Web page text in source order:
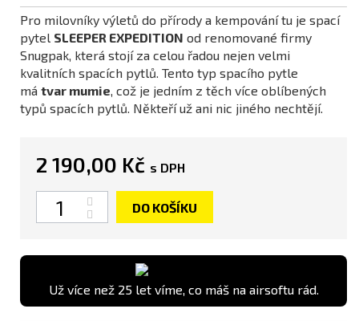
Pro milovníky výletů do přírody a kempování tu je spací
pytel SLEEPER EXPEDITION od renomované firmy
Snugpak, která stojí za celou řadou nejen velmi
kvalitních spacích pytlů. Tento typ spacího pytle
má tvar mumie, což je jedním z těch více oblíbených
typů spacích pytlů. Někteří už ani nic jiného nechtějí.
2 190,00 Kč s DPH
Počet
DO KOŠÍKU
Už více než 25 let víme, co máš na airsoftu rád.